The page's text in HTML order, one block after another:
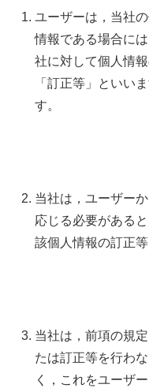
ユーザーは，当社
情報である場合に
社に対して個人情
「訂正等」といい
す。
当社は，ユーザー
応じる必要がある
該個人情報の訂正
当社は，前項の規
たは訂正等を行わ
く，これをユーザ